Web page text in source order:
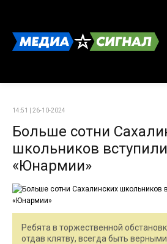
14:51 | 26-10-2024
Больше сотни
школьников
«Юнармии»
Ребята в торжественной
отдав клятву, всегда быть